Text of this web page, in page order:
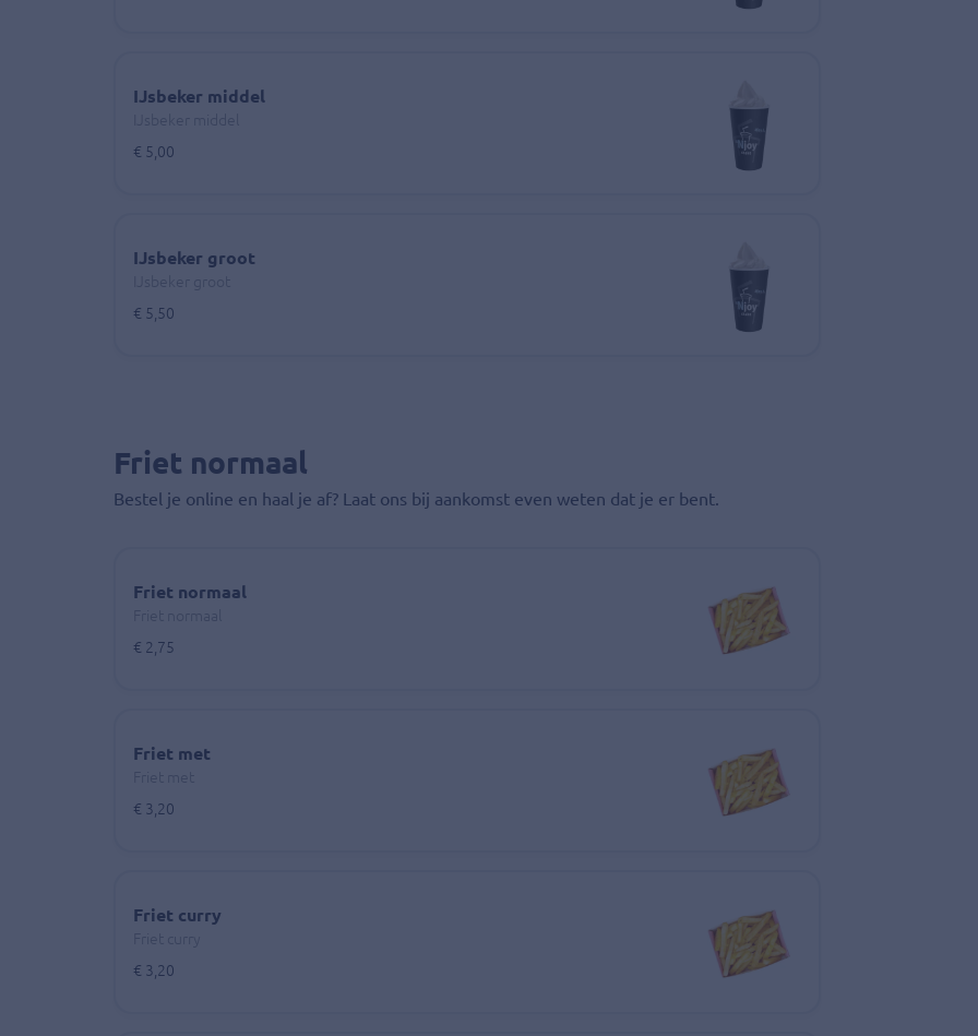
IJsbeker middel
€ 5,00
IJsbeker groot
€ 5,50
Friet normaal
Bestel je online en haal je af? Laat ons bij aankomst even weten dat je er bent.
Friet normaal
€ 2,75
Friet met
€ 3,20
Friet curry
€ 3,20